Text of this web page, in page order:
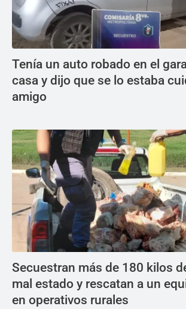
Tenía un auto robado en el
casa y dijo que se lo estaba
amigo
Secuestran más de 180 kilos
mal estado y rescatan a un
en operativos rurales